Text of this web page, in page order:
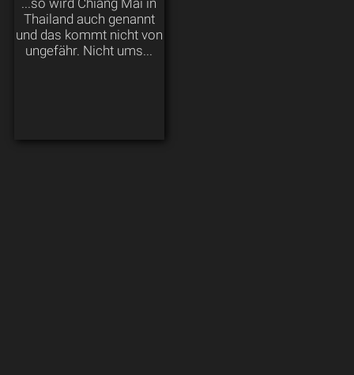
...so wird Chiang Mai in
Thailand auch genannt
und das kommt nicht von
ungefähr. Nicht ums...